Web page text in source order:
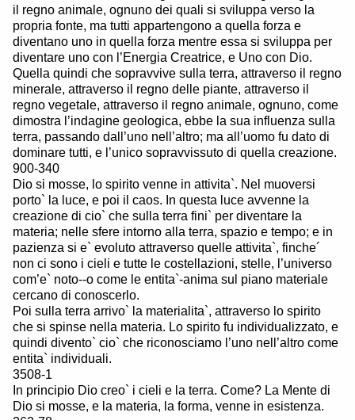
il regno animale, ognuno dei quali si sviluppa verso la
propria fonte, ma tutti appartengono a quella forza e
diventano uno in quella forza mentre essa si sviluppa per
diventare uno con l’Energia Creatrice, e Uno con Dio.
Quella quindi che sopravvive sulla terra, attraverso il regno
minerale, attraverso il regno delle piante, attraverso il
regno vegetale, attraverso il regno animale, ognuno, come
dimostra l’indagine geologica, ebbe la sua influenza sulla
terra, passando dall’uno nell’altro; ma all’uomo fu dato di
dominare tutti, e l’unico sopravvissuto di quella creazione.
900-340
Dio si mosse, lo spirito venne in attivita`. Nel muoversi
porto` la luce, e poi il caos. In questa luce avvenne la
creazione di cio` che sulla terra fini` per diventare la
materia; nelle sfere intorno alla terra, spazio e tempo; e in
pazienza si e` evoluto attraverso quelle attivita`, finche´
non ci sono i cieli e tutte le costellazioni, stelle, l’universo
com’e` noto--o come le entita`-anima sul piano materiale
cercano di conoscerlo.
Poi sulla terra arrivo` la materialita`, attraverso lo spirito
che si spinse nella materia. Lo spirito fu individualizzato, e
quindi divento` cio` che riconosciamo l’uno nell’altro come
entita` individuali.
3508-1
In principio Dio creo` i cieli e la terra. Come? La Mente di
Dio si mosse, e la materia, la forma, venne in esistenza.